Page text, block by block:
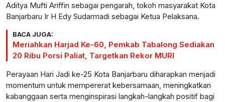
Aditya Mufti Ariffin sebagai pengarah, tokoh masyarakat Kota
Banjarbaru Ir H Edy Sudarmadi sebagai Ketua Pelaksana.
BACA JUGA:
Meriahkan Harjad Ke-60, Pemkab Tabalong Sediakan
20 Ribu Porsi Paliat, Targetkan Rekor MURI
Perayaan Hari Jadi ke-25 Kota Banjarbaru diharapkan menjadi
momentum untuk mempererat kebersamaan, meningkatkan
kabanggaan serta menginspirasi langkah-langkah positif bagi